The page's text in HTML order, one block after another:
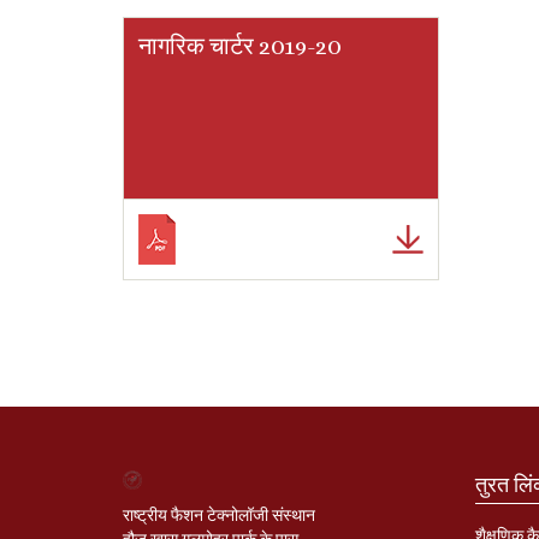
नागरिक चार्टर 2019-20
राष्ट्रीय फैशन टेक्नोलॉजी संस्थान
तुरत
शैक्षणिक